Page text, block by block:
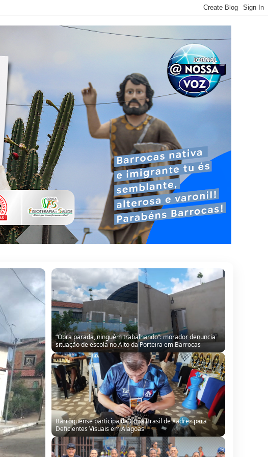
Barroquense participa da Copa Brasil de Xadrez para
Deficientes Visuais em Alagoas
Barroquense Saline Simões conquista título regional com
equipe Boleiras de Serrinha